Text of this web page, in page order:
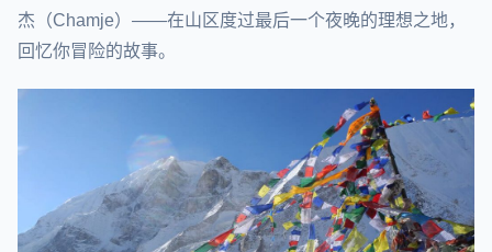
杰（Chamje）——在山区度过最后一个夜晚的理想之地，
回忆你冒险的故事。